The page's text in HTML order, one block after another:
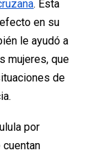
. Esta
en su
le ayudó a
mujeres, que
de
por